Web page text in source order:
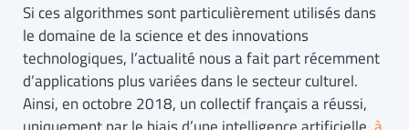
Si ces algorithmes sont particulièrement utilisés dans
le domaine de la science et des innovations
technologiques, l’actualité nous a fait part récemment
d’applications plus variées dans le secteur culturel.
Ainsi, en octobre 2018, un collectif français a réussi,